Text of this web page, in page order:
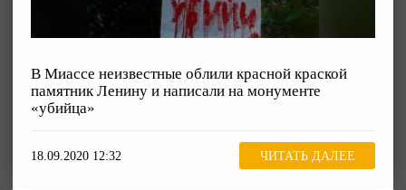
В Миассе неизвестные облили красной краской
памятник Ленину и написали на монументе
«убийца»
18.09.2020 12:32 ЧИТАТЬ ДАЛЕЕ